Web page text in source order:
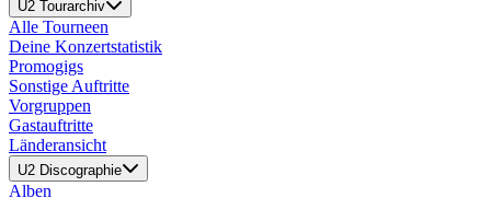
U2 Tourarchiv
Alle Tourneen
Deine Konzertstatistik
Promogigs
Sonstige Auftritte
Vorgruppen
Gastauftritte
Länderansicht
U2 Discographie
Alben